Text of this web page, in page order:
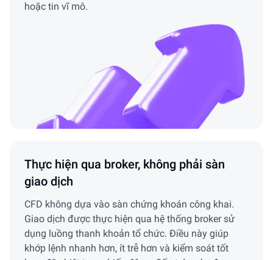
hoặc tin vĩ mô.
Thực hiện qua broker, không phải sàn
giao dịch
CFD không dựa vào sàn chứng khoán công khai.
Giao dịch được thực hiện qua hệ thống broker sử
dụng luồng thanh khoản tổ chức. Điều này giúp
khớp lệnh nhanh hơn, ít trễ hơn và kiểm soát tốt